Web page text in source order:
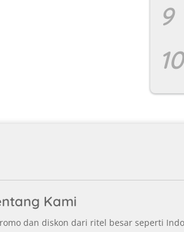
9
10
Kami
dan diskon dari ritel besar seperti